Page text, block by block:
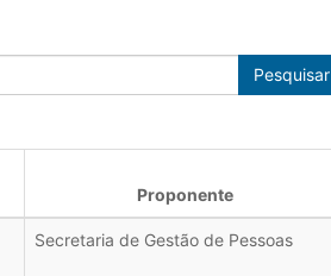
Pesquisar
Proponente
Secretaria de Gestão de Pessoas